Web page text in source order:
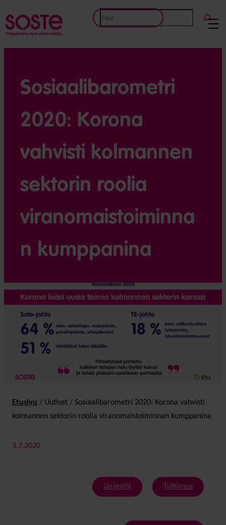
Etsi
Sosiaalibarometri
2020: Korona
vahvisti kolmannen
sektorin roolia
viranomaistoiminna
n kumppanina
Etusivu / Uutiset / Sosiaalibarometri 2020: Korona vahvisti
kolmannen sektorin roolia viranomaistoiminnan kumppanina
3.7.2020
Järjestöt Tutkimus